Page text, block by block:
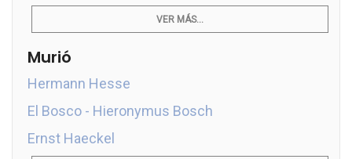
VER MÁS...
Murió
Hermann Hesse
El Bosco - Hieronymus Bosch
Ernst Haeckel